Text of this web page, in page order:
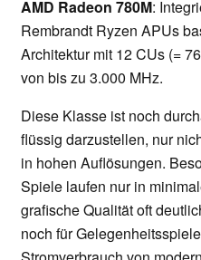
AMD Radeon 780M:
Rembrandt Ryzen APUs
Architektur mit 12 CUs (=
von bis zu 3.000 MHz.
Diese Klasse ist noch
flüssig darzustellen, nur
in hohen Auflösungen.
Spiele laufen nur in
grafische Qualität oft
noch für